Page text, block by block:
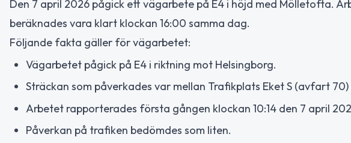
Den 7 april 2026 pågick ett vägarbete på E4 i höjd med Mölletofta.
beräknades vara klart klockan 16:00 samma dag.
Följande fakta gäller för vägarbetet:
Vägarbetet pågick på E4 i riktning mot Helsingborg.
Sträckan som påverkades var mellan Trafikplats Eket S (avfart
Arbetet rapporterades första gången klockan 10:14 den 7 april
Påverkan på trafiken bedömdes som liten.